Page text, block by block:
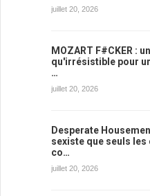
juillet 20, 2026
MOZART F#CKER :
qu'irrésistible pour
…
juillet 20, 2026
Desperate
sexiste que seuls
co…
juillet 20, 2026